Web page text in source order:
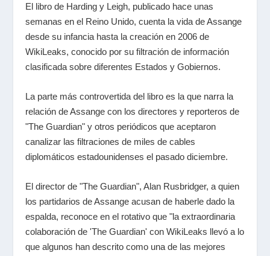
El libro de Harding y Leigh, publicado hace unas
semanas en el Reino Unido, cuenta la vida de Assange
desde su infancia hasta la creación en 2006 de
WikiLeaks, conocido por su filtración de información
clasificada sobre diferentes Estados y Gobiernos.
La parte más controvertida del libro es la que narra la
relación de Assange con los directores y reporteros de
"The Guardian" y otros periódicos que aceptaron
canalizar las filtraciones de miles de cables
diplomáticos estadounidenses el pasado diciembre.
El director de "The Guardian", Alan Rusbridger, a quien
los partidarios de Assange acusan de haberle dado la
espalda, reconoce en el rotativo que "la extraordinaria
colaboración de 'The Guardian' con WikiLeaks llevó a lo
que algunos han descrito como una de las mejores